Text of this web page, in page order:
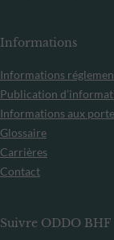
Informations
Informations
Publication
Informations aux
Glossaire
Carrières
Contact
Suivre ODDO BHF